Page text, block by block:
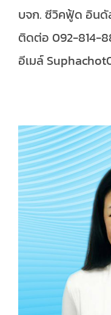
บจก. ซีวิคฟู้ด อิน
ติดต่อ 092-814-
อีเมล์